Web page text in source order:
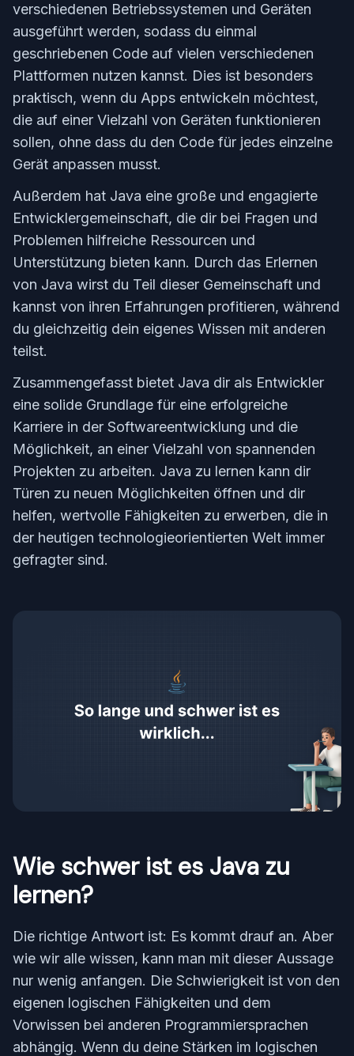
verschiedenen Betriebssystemen und Geräten
ausgeführt werden, sodass du einmal
geschriebenen Code auf vielen verschiedenen
Plattformen nutzen kannst. Dies ist besonders
praktisch, wenn du Apps entwickeln möchtest,
die auf einer Vielzahl von Geräten funktionieren
sollen, ohne dass du den Code für jedes einzelne
Gerät anpassen musst.
Außerdem hat Java eine große und engagierte
Entwicklergemeinschaft, die dir bei Fragen und
Problemen hilfreiche Ressourcen und
Unterstützung bieten kann. Durch das Erlernen
von Java wirst du Teil dieser Gemeinschaft und
kannst von ihren Erfahrungen profitieren, während
du gleichzeitig dein eigenes Wissen mit anderen
teilst.
Zusammengefasst bietet Java dir als Entwickler
eine solide Grundlage für eine erfolgreiche
Karriere in der Softwareentwicklung und die
Möglichkeit, an einer Vielzahl von spannenden
Projekten zu arbeiten. Java zu lernen kann dir
Türen zu neuen Möglichkeiten öffnen und dir
helfen, wertvolle Fähigkeiten zu erwerben, die in
der heutigen technologieorientierten Welt immer
gefragter sind.
Wie schwer ist es Java zu
lernen?
Die richtige Antwort ist: Es kommt drauf an. Aber
wie wir alle wissen, kann man mit dieser Aussage
nur wenig anfangen. Die Schwierigkeit ist von den
eigenen logischen Fähigkeiten und dem
Vorwissen bei anderen Programmiersprachen
abhängig. Wenn du deine Stärken im logischen